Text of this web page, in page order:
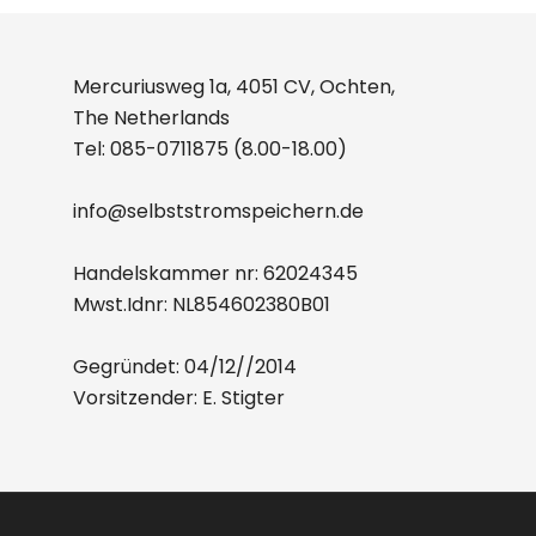
Mercuriusweg 1a, 4051 CV, Ochten,
The Netherlands
Tel: 085-0711875 (8.00-18.00)
info@selbststromspeichern.de
Handelskammer nr: 62024345
Mwst.Idnr: NL854602380B01
Gegründet: 04/12//2014
Vorsitzender: E. Stigter